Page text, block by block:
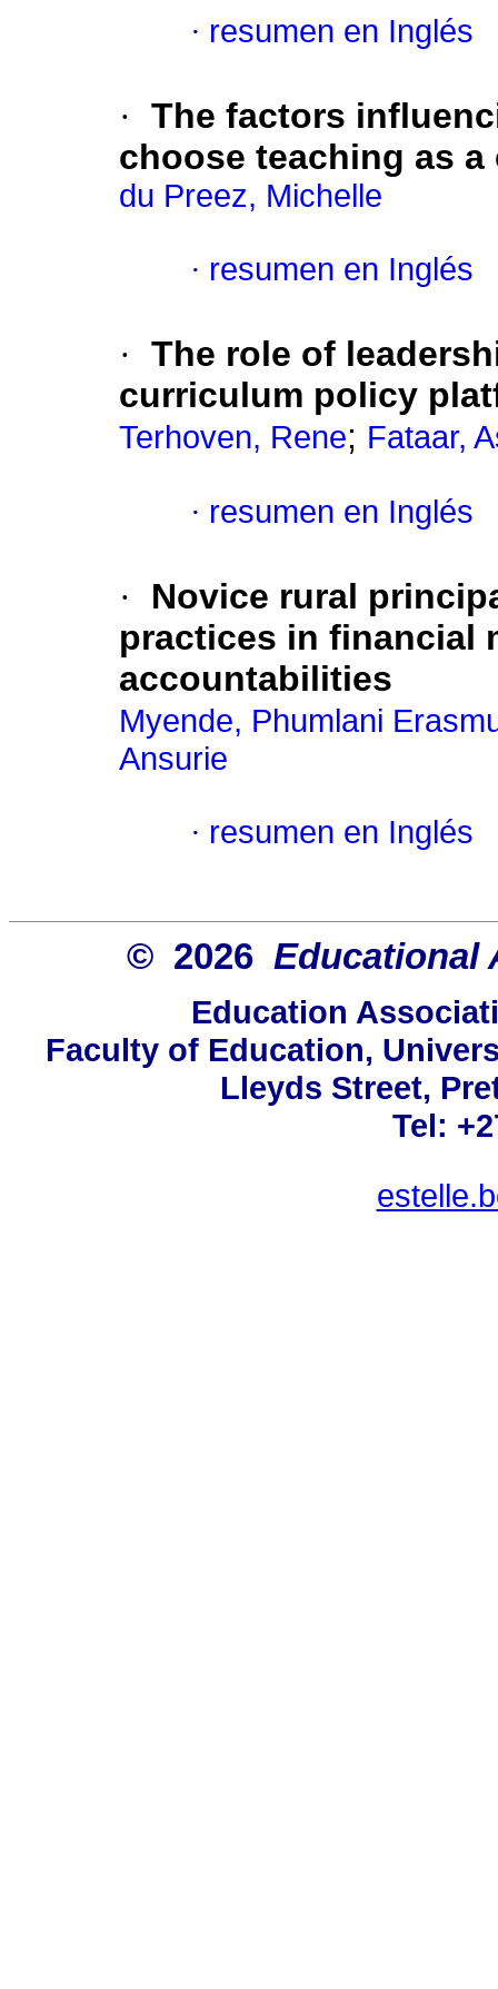
· resumen en Inglés
· The factors
choose teaching as a
du Preez, Michelle
· resumen en Inglés
· The role of
curriculum policy
Terhoven, Rene; Fataar,
· resumen en Inglés
·
Novice rural
practices in financial
accountabilities
Myende, Phumlani
Ansurie
· resumen en Inglés
© 2026 Educational
Education
Faculty of Education,
Lleyds Street,
Tel: